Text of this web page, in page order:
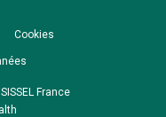
Cookies
France